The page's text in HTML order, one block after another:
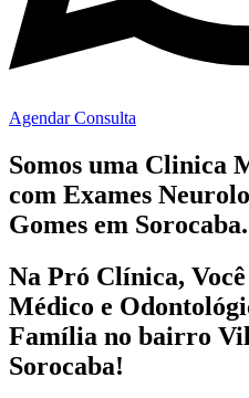
Agendar Consulta
Somos uma Clinica
com Exames
Gomes em Sorocaba.
Na Pró Clínica,
Médico e
Família no bairro
Sorocaba!